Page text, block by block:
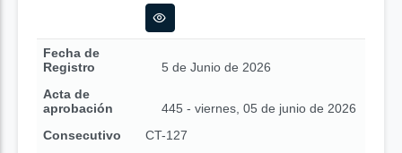
Fecha de
Registro
5 de Junio de 2026
Acta de
aprobación
445 - viernes, 05 de junio de 2026
Consecutivo
CT-127